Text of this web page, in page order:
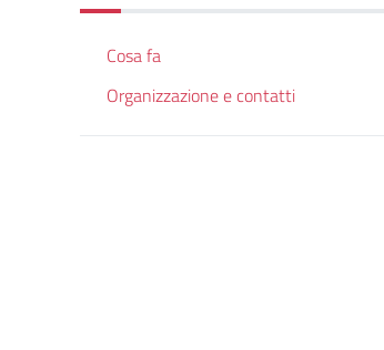
Cosa fa
Organizzazione e contatti